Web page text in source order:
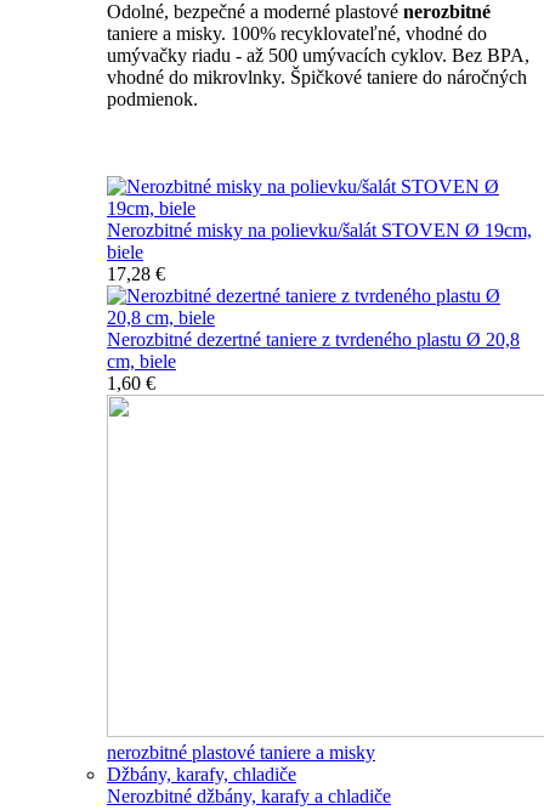
Odolné, bezpečné a moderné plastové nerozbitné
taniere a misky. 100% recyklovateľné, vhodné do
umývačky riadu - až 500 umývacích cyklov. Bez BPA,
vhodné do mikrovlnky. Špičkové taniere do náročných
podmienok.
Nerozbitné misky na polievku/šalát STOVEN Ø 19cm,
biele
17,28 €
Nerozbitné dezertné taniere z tvrdeného plastu Ø 20,8
cm, biele
1,60 €
nerozbitné plastové taniere a misky
Džbány, karafy, chladiče
Nerozbitné džbány, karafy a chladiče